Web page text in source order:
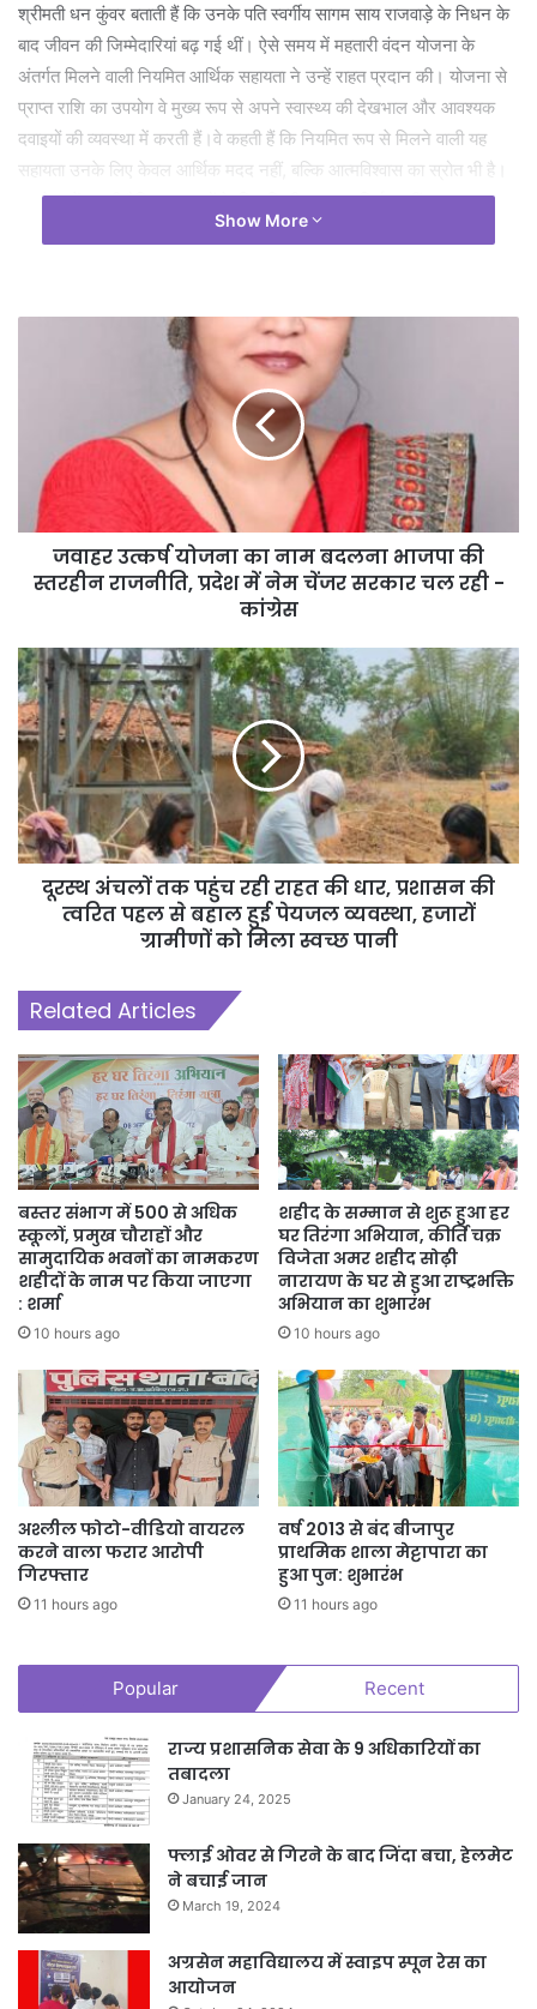
श्रीमती धन कुंवर बताती हैं कि उनके पति स्वर्गीय सागम साय राजवाड़े के निधन के
बाद जीवन की जिम्मेदारियां बढ़ गई थीं। ऐसे समय में महतारी वंदन योजना के
अंतर्गत मिलने वाली नियमित आर्थिक सहायता ने उन्हें राहत प्रदान की। योजना से
प्राप्त राशि का उपयोग वे मुख्य रूप से अपने स्वास्थ्य की देखभाल और आवश्यक
दवाइयों की व्यवस्था में करती हैं।वे कहती हैं कि नियमित रूप से मिलने वाली यह
सहायता उनके लिए केवल आर्थिक मदद नहीं, बल्कि आत्मविश्वास का स्रोत भी है।
इससे उन्हें अपनी दैनिक जरूरतों के लिए किसी अन्य पर निर्भर नहीं रहना पड़ता
और वे अपनी आवश्यकताओं को स्वयं पूरा कर पा रही हैं।
कर रही है। उन्होंने इस जनकल्याणकारी योजना के लिए मुख्यमंत्री श्री विष्णु देव
साय एवं महिला एवं बाल विकास मंत्री श्रीमती लक्ष्मी राजवाड़े के प्रति आभार व्यक्त
महतारी वंदन योजना आज प्रदेश की लाखों महिलाओं के लिए सुरक्षा, सम्मान और
आत्मनिर्भरता का प्रतीक बन चुकी है। यह योजना महिलाओं के सामाजिक और
आर्थिक सशक्तिकरण की दिशा में एक महत्वपूर्ण पहल साबित हो रही है, जिससे उनके
जीवन में नई उम्मीद और आत्मविश्वास का संचार हो रहा है।
Show More
जवाहर उत्कर्ष योजना का नाम बदलना भाजपा की
स्तरहीन राजनीति, प्रदेश में नेम चेंजर सरकार चल रही -
कांग्रेस
दूरस्थ अंचलों तक पहुंच रही राहत की धार, प्रशासन की
त्वरित पहल से बहाल हुई पेयजल व्यवस्था, हजारों
ग्रामीणों को मिला स्वच्छ पानी
Related Articles
बस्तर संभाग में 500 से अधिक
स्कूलों, प्रमुख चौराहों और
सामुदायिक भवनों का नामकरण
शहीदों के नाम पर किया जाएगा
: शर्मा
10 hours ago
शहीद के सम्मान से शुरू हुआ हर
घर तिरंगा अभियान, कीर्ति चक्र
विजेता अमर शहीद सोढ़ी
नारायण के घर से हुआ राष्ट्रभक्ति
अभियान का शुभारंभ
10 hours ago
अश्लील फोटो-वीडियो वायरल
करने वाला फरार आरोपी
गिरफ्तार
11 hours ago
वर्ष 2013 से बंद बीजापुर
प्राथमिक शाला मेट्टापारा का
हुआ पुन: शुभारंभ
11 hours ago
Popular Recent
राज्य प्रशासनिक सेवा के 9 अधिकारियों का
तबादला
January 24, 2025
फ्लाई ओवर से गिरने के बाद जिंदा बचा, हेलमेट
ने बचाई जान
March 19, 2024
अग्रसेन महाविद्यालय में स्वाइप स्पून रेस का
आयोजन